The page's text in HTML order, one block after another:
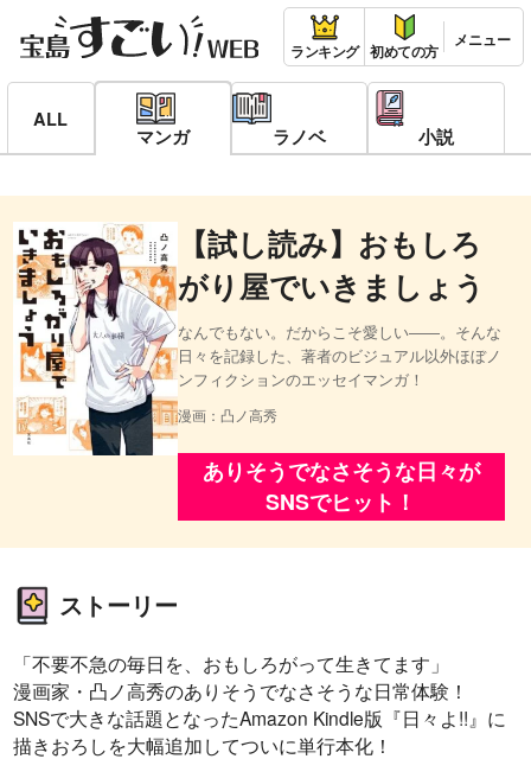
ランキング 初めての方
ALL
マンガ ラノベ 小説
【試し読み】おもしろ
がり屋でいきましょう
なんでもない。だからこそ愛しい――。そんな
日々を記録した、著者のビジュアル以外ほぼノ
ンフィクションのエッセイマンガ！
漫画：凸ノ高秀
ありそうでなさそうな日々が
SNSでヒット！
ストーリー
「不要不急の毎日を、おもしろがって生きてます」
漫画家・凸ノ高秀のありそうでなさそうな日常体験！
SNSで大きな話題となったAmazon Kindle版『日々よ!!』に
描きおろしを大幅追加してついに単行本化！